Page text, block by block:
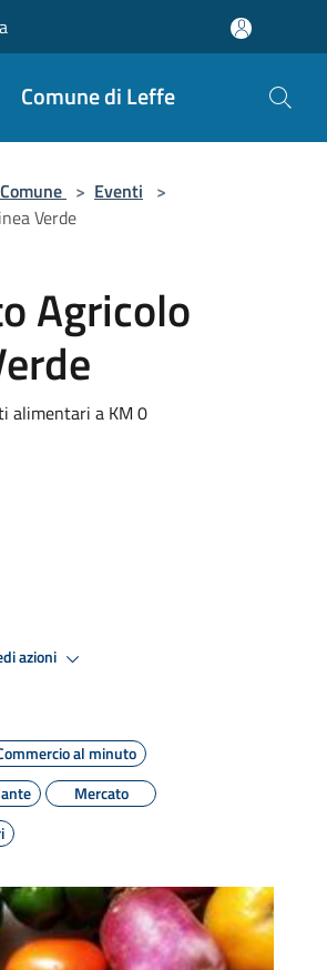
Comune di Leffe
> Eventi >
Verde
Agricolo
alimentari a KM 0
azioni
al minuto
Mercato